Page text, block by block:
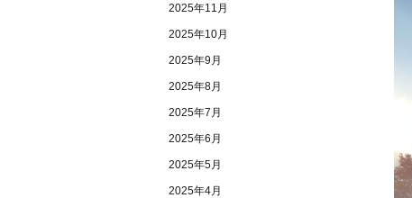
2025年11月
2025年10月
2025年9月
2025年8月
2025年7月
2025年6月
2025年5月
2025年4月